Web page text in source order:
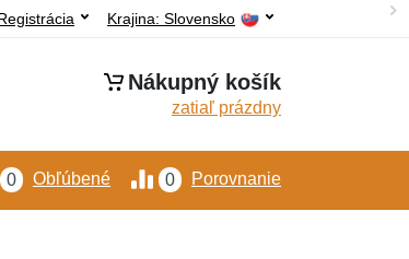
Krajina: Slovensko
Nákupný košík
zatiaľ prázdny
0 Porovnanie
0 Obľúbené